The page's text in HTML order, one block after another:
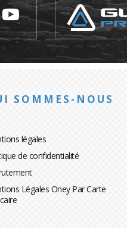
SOMMES-NOUS
légales
de confidentialité
Légales Oney Par Carte